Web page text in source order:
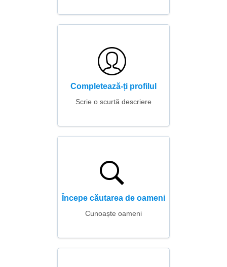
Completează-ți profilul
Scrie o scurtă descriere
Începe căutarea de oameni
Cunoaște oameni